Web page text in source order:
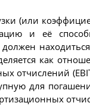
(или
и её
как
отчислений
для